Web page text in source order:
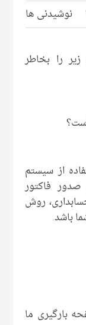
نوشیدنی ها
را بخاطر
از سیستم
فاکتور
روش
باشد.
بارگیری ما